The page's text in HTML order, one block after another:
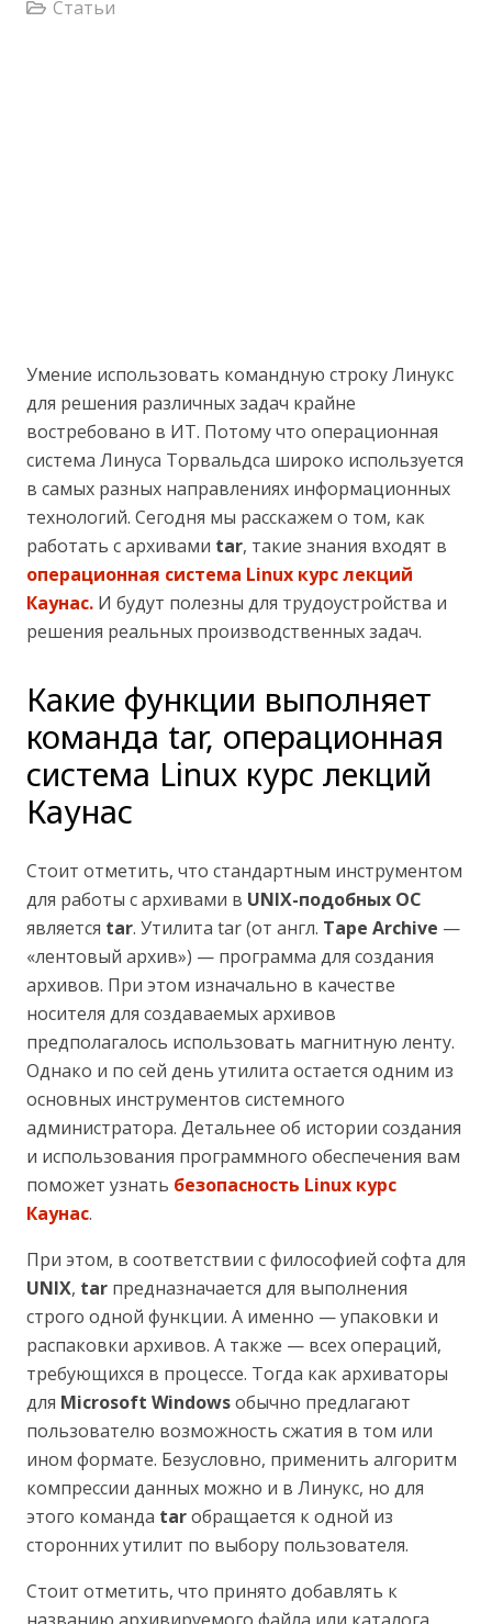
Статьи
Умение использовать командную строку Линукс
для решения различных задач крайне
востребовано в ИТ. Потому что операционная
система Линуса Торвальдса широко используется
в самых разных направлениях информационных
технологий. Сегодня мы расскажем о том, как
работать с архивами tar, такие знания входят в
операционная система Linux курс лекций
Каунас. И будут полезны для трудоустройства и
решения реальных производственных задач.
Какие функции выполняет
команда tar, операционная
система Linux курс лекций
Каунас
Стоит отметить, что стандартным инструментом
для работы с архивами в UNIX-подобных ОС
является tar. Утилита tar (от англ. Tape Archive —
«лентовый архив») — программа для создания
архивов. При этом изначально в качестве
носителя для создаваемых архивов
предполагалось использовать магнитную ленту.
Однако и по сей день утилита остается одним из
основных инструментов системного
администратора. Детальнее об истории создания
и использования программного обеспечения вам
поможет узнать безопасность Linux курс
Каунас.
При этом, в соответствии с философией софта для
UNIX, tar предназначается для выполнения
строго одной функции. А именно — упаковки и
распаковки архивов. А также — всех операций,
требующихся в процессе. Тогда как архиваторы
для Microsoft Windowsобычно предлагают
пользователю возможность сжатия в том или
ином формате. Безусловно, применить алгоритм
компрессии данных можно и в Линукс, но для
этого команда tarобращается к одной из
сторонних утилит по выбору пользователя.
Стоит отметить, что принято добавлять к